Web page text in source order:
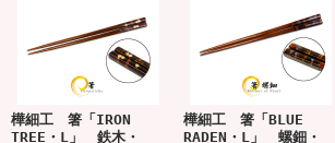
樺細工 箸「IRON
TREE・L」 鉄木・
樺細工 箸「BLUE
RADEN・L」 螺鈿・